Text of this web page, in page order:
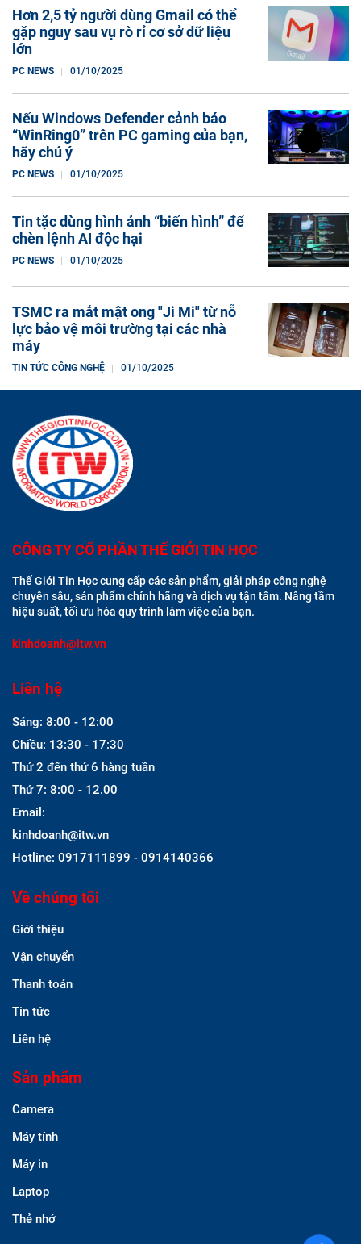
Hơn 2,5 tỷ người dùng Gmail có thể
gặp nguy sau vụ rò rỉ cơ sở dữ liệu
lớn
PC NEWS 01/10/2025
Nếu Windows Defender cảnh báo
“WinRing0” trên PC gaming của bạn,
hãy chú ý
PC NEWS 01/10/2025
Tin tặc dùng hình ảnh “biến hình” để
chèn lệnh AI độc hại
PC NEWS 01/10/2025
TSMC ra mắt mật ong "Ji Mi" từ nỗ
lực bảo vệ môi trường tại các nhà
máy
TIN TỨC CÔNG NGHỆ 01/10/2025
CÔNG TY CỔ PHẦN THẾ GIỚI TIN HỌC
Thế Giới Tin Học cung cấp các sản phẩm, giải pháp công nghệ
chuyên sâu, sản phẩm chính hãng và dịch vụ tận tâm. Nâng tầm
hiệu suất, tối ưu hóa quy trình làm việc của bạn.
kinhdoanh@itw.vn
Liên hệ
Sáng: 8:00 - 12:00
Chiều: 13:30 - 17:30
Thứ 2 đến thứ 6 hàng tuần
Thứ 7: 8:00 - 12.00
Email:
kinhdoanh@itw.vn
Hotline: 0917111899 - 0914140366
Về chúng tôi
Giới thiệu
Vận chuyển
Thanh toán
Tin tức
Liên hệ
Sản phẩm
Camera
Máy tính
Máy in
Laptop
Thẻ nhớ